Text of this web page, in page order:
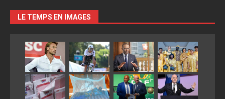
LE TEMPS EN IMAGES